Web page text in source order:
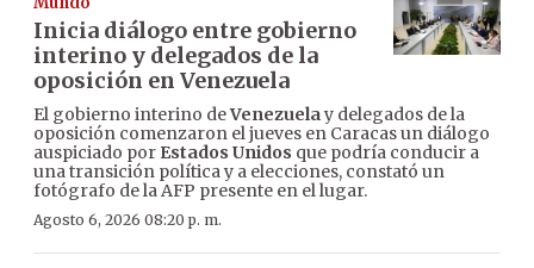
Inicia diálogo entre gobierno
interino y delegados de la
oposición en Venezuela
El gobierno interino deVenezuelay delegados de la
oposición comenzaron el jueves en Caracas un diálogo
auspiciado por Estados Unidos que podría conducir a
una transición política y a elecciones, constató un
fotógrafo de la AFP presente en el lugar.
Agosto 6, 2026 08:20 p. m.